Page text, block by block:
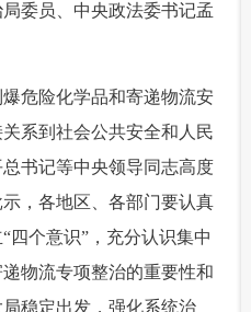
电视英文 返回PC
委员、中央政法委书记孟
危险化学品和寄递物流安
系到社会公共安全和人民
书记等中央领导同志高度
，各地区、各部门要认真
四个意识”，充分认识集中
物流专项整治的重要性和
稳定出发，强化系统治